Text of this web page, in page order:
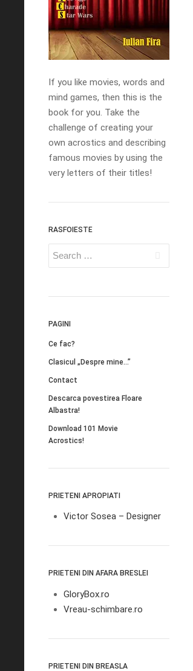
If you like movies, words and
mind games, then this is the
book for you. Take the
challenge of creating your
own acrostics and describing
famous movies by using the
very letters of their titles!
RASFOIESTE
PAGINI
Ce fac?
Clasicul „Despre mine…”
Contact
Descarca povestirea Floare
Albastra!
Download 101 Movie
Acrostics!
PRIETENI APROPIATI
Victor Sosea – Designer
PRIETENI DIN AFARA BRESLEI
GloryBox.ro
Vreau-schimbare.ro
PRIETENI DIN BREASLA